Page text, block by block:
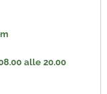
alle 20.00